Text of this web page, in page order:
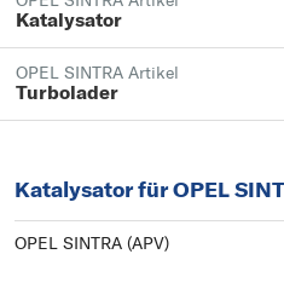
Katalysator
OPEL SINTRA Artikel
Turbolader
Katalysator für OPEL
OPEL SINTRA (APV)